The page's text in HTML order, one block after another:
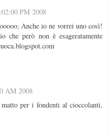
PM 2008
Anche io ne vorrei uno così!
che però non è esageratamente
AM 2008
per i fondenti al cioccolanti,